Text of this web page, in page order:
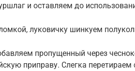
и оставляем до
луковичку шинкуем
пропущенный через
приправу. Слегка